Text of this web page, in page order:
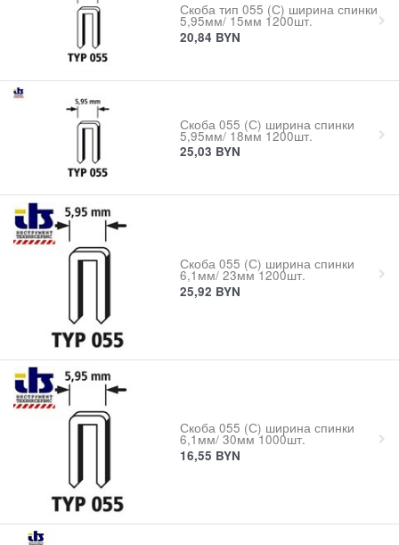
Скоба тип 055 (С) ширина спинки
5,95мм/ 15мм 1200шт.
20,84 BYN
Скоба 055 (С) ширина спинки
5,95мм/ 18мм 1200шт.
25,03 BYN
Скоба 055 (С) ширина спинки
6,1мм/ 23мм 1200шт.
25,92 BYN
Скоба 055 (С) ширина спинки
6,1мм/ 30мм 1000шт.
16,55 BYN